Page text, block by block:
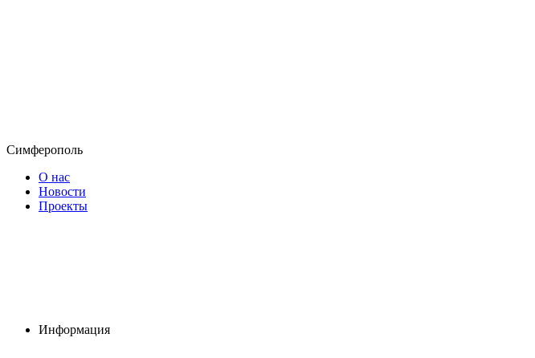
Симферополь
О нас
Новости
Проекты
Информация